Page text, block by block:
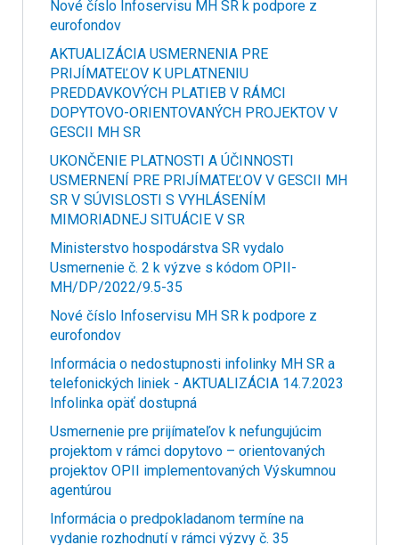
Nové číslo Infoservisu MH SR k podpore z
eurofondov
AKTUALIZÁCIA USMERNENIA PRE
PRIJÍMATEĽOV K UPLATNENIU
PREDDAVKOVÝCH PLATIEB V RÁMCI
DOPYTOVO-ORIENTOVANÝCH PROJEKTOV V
GESCII MH SR
UKONČENIE PLATNOSTI A ÚČINNOSTI
USMERNENÍ PRE PRIJÍMATEĽOV V GESCII MH
SR V SÚVISLOSTI S VYHLÁSENÍM
MIMORIADNEJ SITUÁCIE V SR
Ministerstvo hospodárstva SR vydalo
Usmernenie č. 2 k výzve s kódom OPII-
MH/DP/2022/9.5-35
Nové číslo Infoservisu MH SR k podpore z
eurofondov
Informácia o nedostupnosti infolinky MH SR a
telefonických liniek - AKTUALIZÁCIA 14.7.2023
Infolinka opäť dostupná
Usmernenie pre prijímateľov k nefungujúcim
projektom v rámci dopytovo – orientovaných
projektov OPII implementovaných Výskumnou
agentúrou
Informácia o predpokladanom termíne na
vydanie rozhodnutí v rámci výzvy č. 35